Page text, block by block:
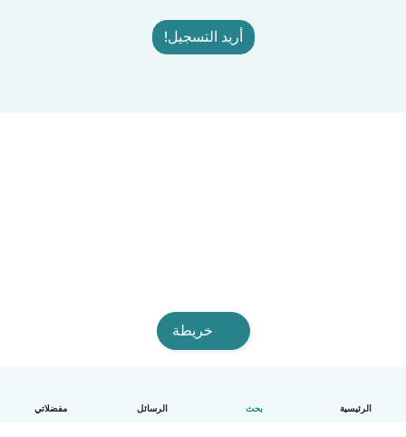
الرئيسية بحث الرسائل مفضلاتي
أريد التسجيل!
خريطة